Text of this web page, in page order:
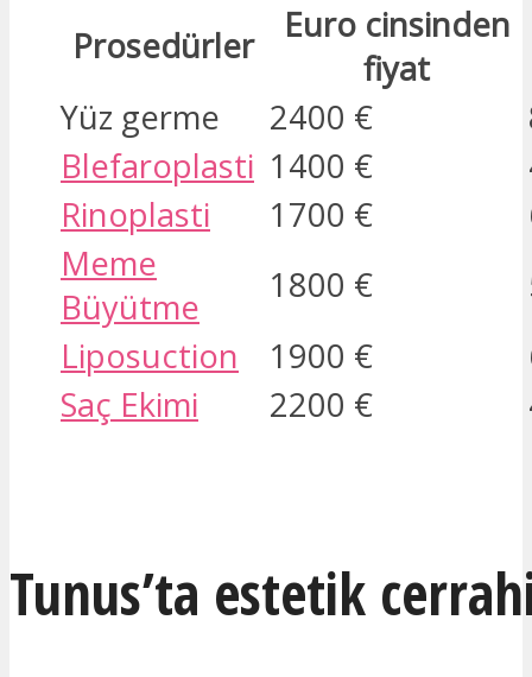
Prosedürler
Euro cinsinden
fiyat
Yüz germe
2400 €
Blefaroplasti 1400 €
Rinoplasti
1700 €
Meme
Büyütme
1800 €
Liposuction
1900 €
Saç Ekimi
2200 €
Tunus’ta estetik